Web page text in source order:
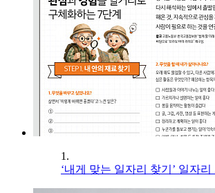
1.
‘내게 맞는 일자리 찾기’ 일자리